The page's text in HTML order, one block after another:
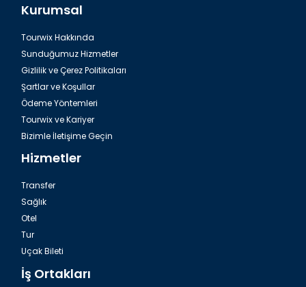
Kurumsal
Tourwix Hakkında
Sunduğumuz Hizmetler
Gizlilik ve Çerez Politikaları
Şartlar ve Koşullar
Ödeme Yöntemleri
Tourwix ve Kariyer
Bizimle İletişime Geçin
Hizmetler
Transfer
Sağlık
Otel
Tur
Uçak Bileti
İş Ortakları